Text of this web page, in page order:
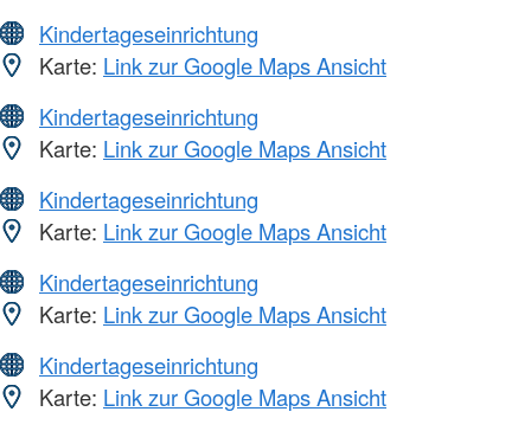
Kindertageseinrichtung
Karte: Link zur Google Maps Ansicht
Kindertageseinrichtung
Karte: Link zur Google Maps Ansicht
Kindertageseinrichtung
Karte: Link zur Google Maps Ansicht
Kindertageseinrichtung
Karte: Link zur Google Maps Ansicht
Kindertageseinrichtung
Karte: Link zur Google Maps Ansicht